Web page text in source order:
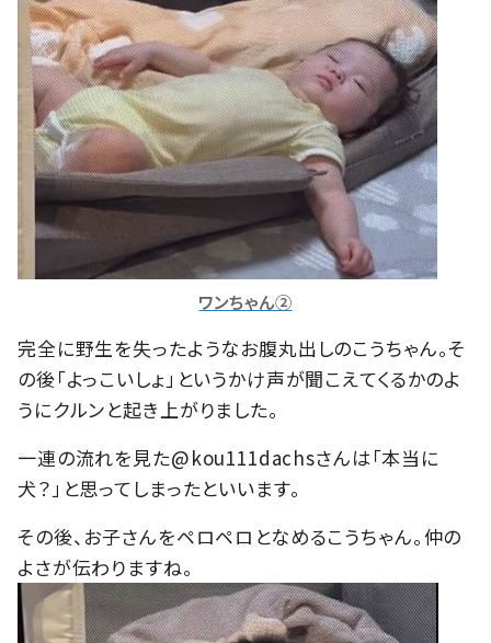
ワンちゃん②
完全に野生を失ったようなお腹丸出しのこうちゃん。そ
の後「よっこいしょ」というかけ声が聞こえてくるかのよ
うにクルンと起き上がりました。
一連の流れを見た@kou111dachsさんは「本当に
犬？」と思ってしまったといいます。
その後、お子さんをペロペロとなめるこうちゃん。仲の
よさが伝わりますね。